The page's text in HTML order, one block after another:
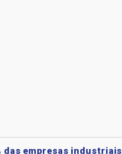
das empresas industriais